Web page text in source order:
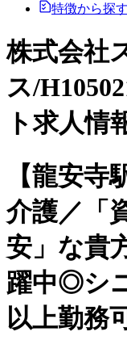
特徴から探す
株式会社
ス/
ト求人情
【龍安
介護／「
安」な貴
躍中◎シ
以上勤務